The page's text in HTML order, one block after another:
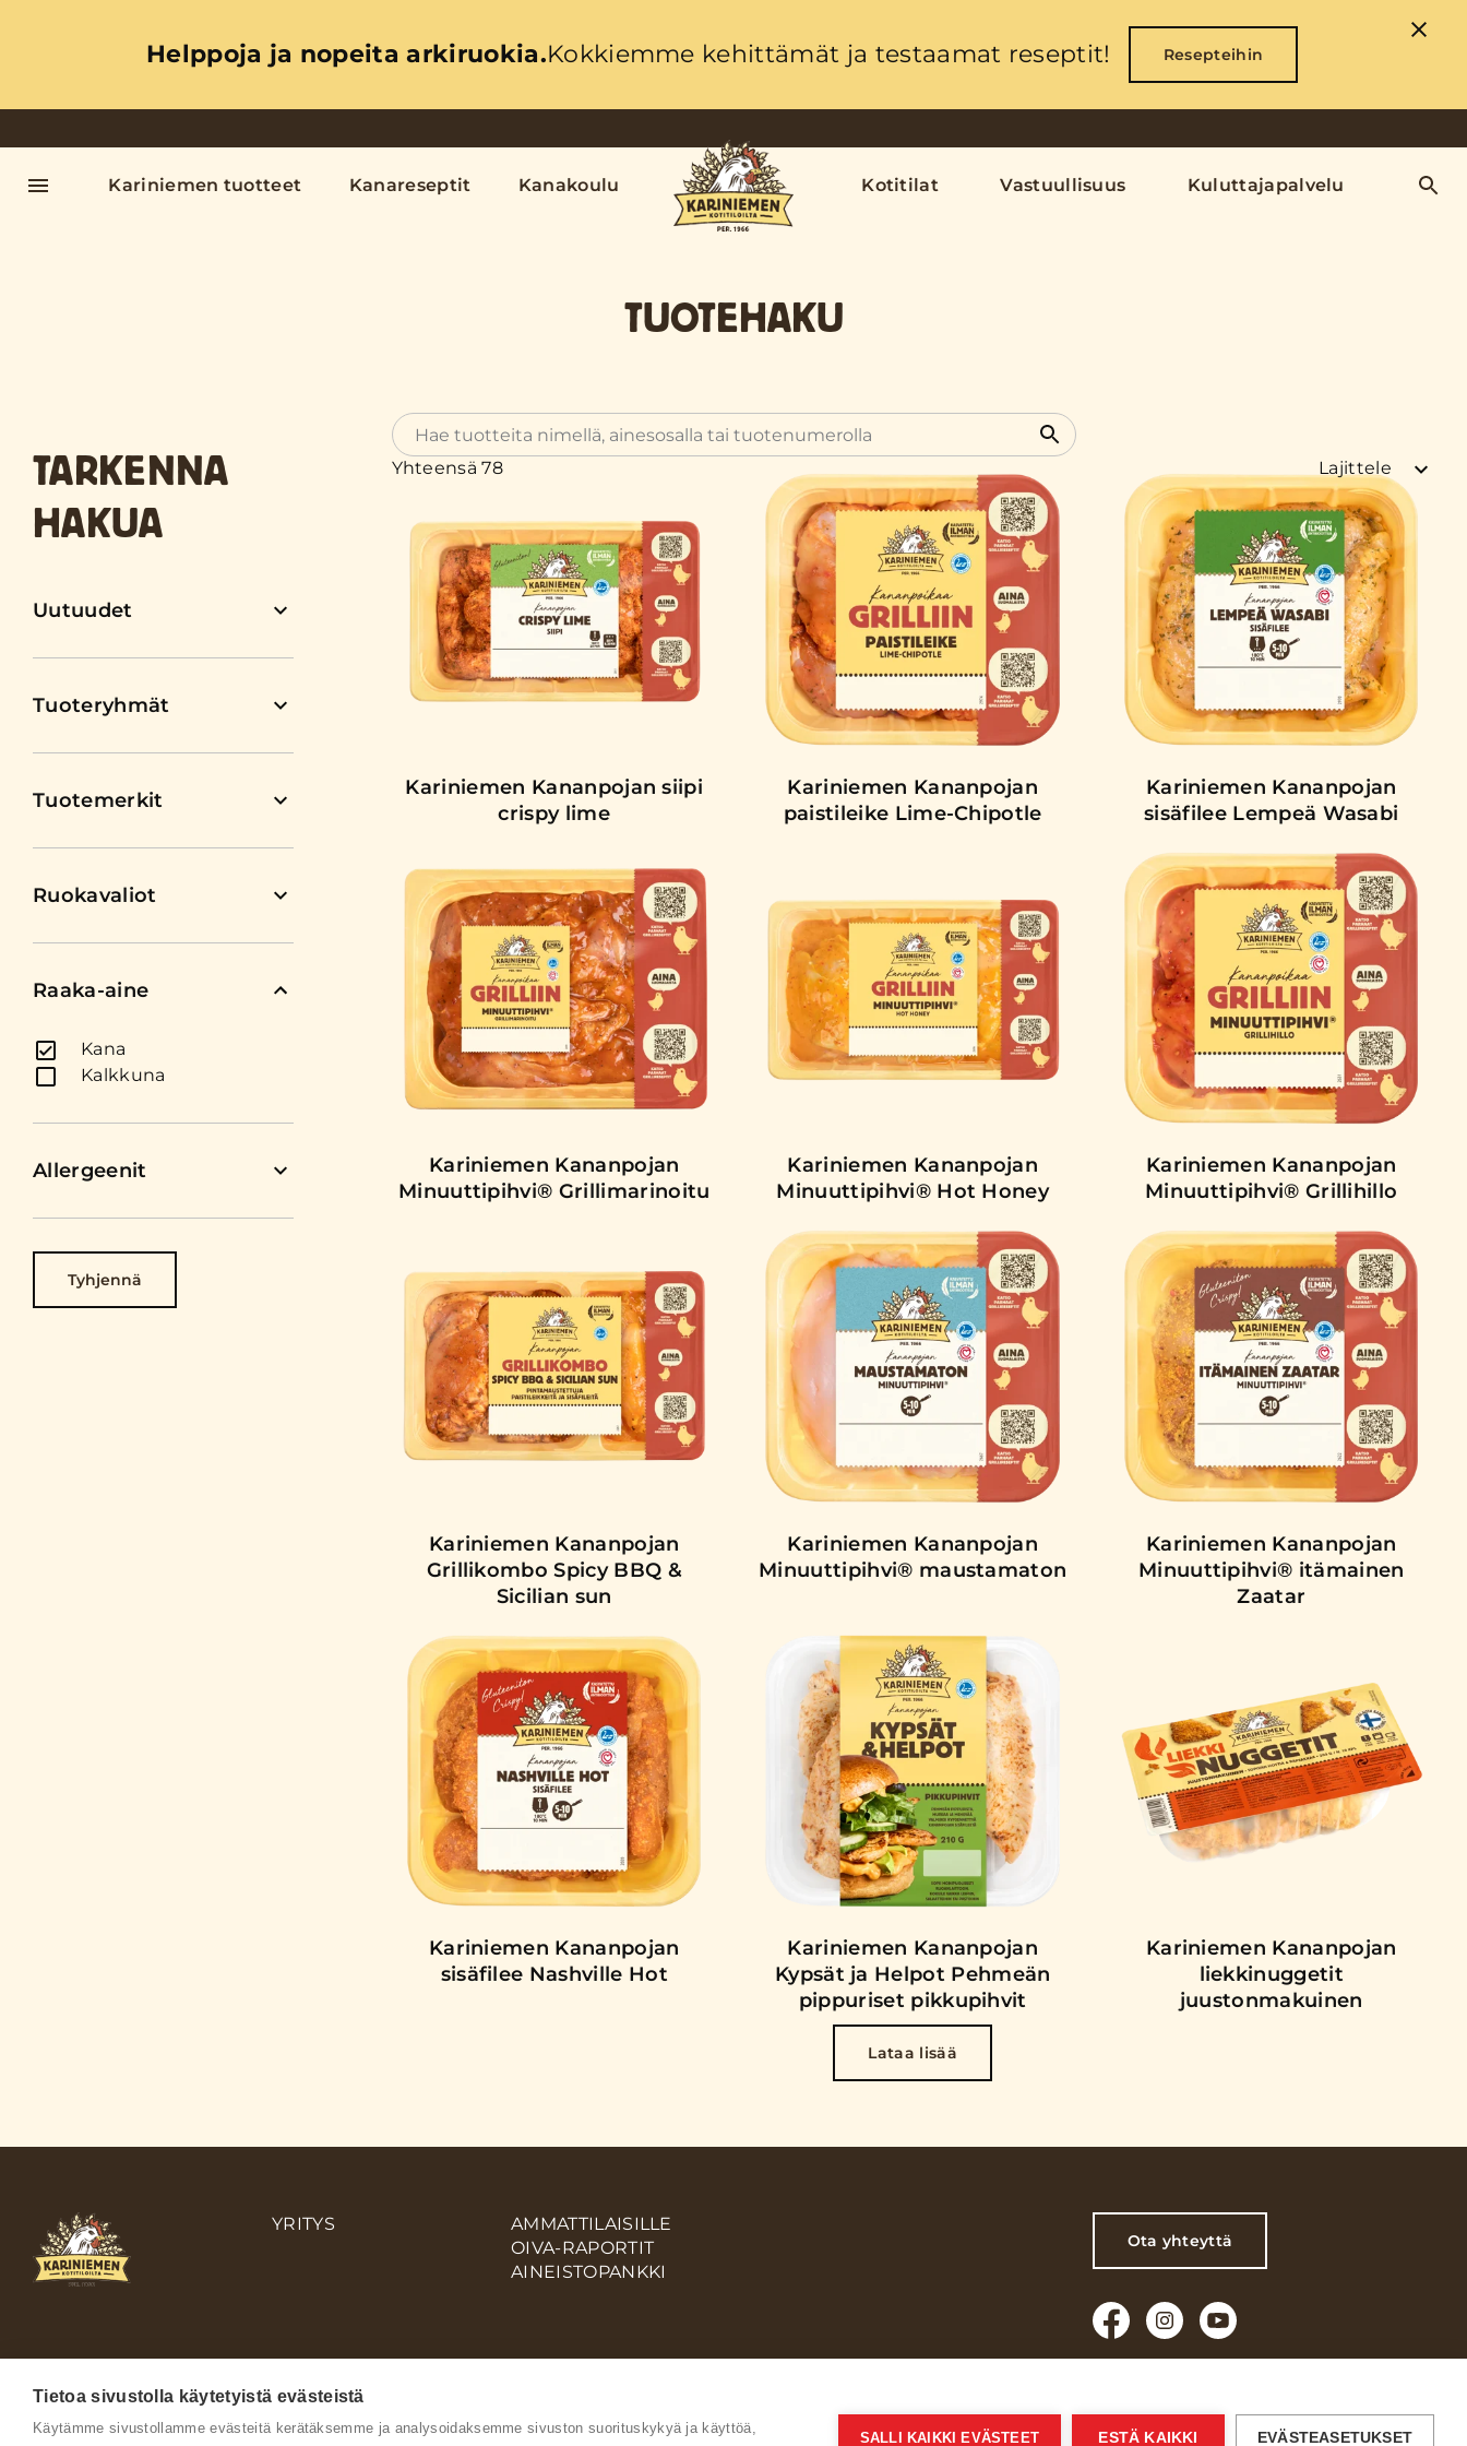
Helppoja ja nopeita arkiruokia.Kokkiemme kehittämät ja testaamat reseptit! Resepteihin
Kariniemen tuotteet Kanareseptit Kanakoulu Kotitilat Vastuullisuus Kuluttajapalvelu
TUOTEHAKU
Yhteensä 78 Lajittele
TARKENNA
HAKUA
Uutuudet
Tuoteryhmät
Tuotemerkit
Ruokavaliot
Raaka-aine
Kana
Kalkkuna
Allergeenit
Tyhjennä
Kariniemen Kananpojan siipi
crispy lime
Kariniemen Kananpojan
paistileike Lime-Chipotle
Kariniemen Kananpojan
sisäfilee Lempeä Wasabi
Kariniemen Kananpojan
Minuuttipihvi® Grillimarinoitu
Kariniemen Kananpojan
Minuuttipihvi® Hot Honey
Kariniemen Kananpojan
Minuuttipihvi® Grillihillo
Kariniemen Kananpojan
Grillikombo Spicy BBQ &
Sicilian sun
Kariniemen Kananpojan
Minuuttipihvi® maustamaton
Kariniemen Kananpojan
Minuuttipihvi® itämainen
Zaatar
Kariniemen Kananpojan
sisäfilee Nashville Hot
Kariniemen Kananpojan
Kypsät ja Helpot Pehmeän
pippuriset pikkupihvit
Kariniemen Kananpojan
liekkinuggetit
juustonmakuinen
Lataa lisää
YRITYS
AMMATTILAISILLE
OIVA-RAPORTIT
AINEISTOPANKKI
Ota yhteyttä
Verkkoselailun tietosuojaseloste
Tietoa sivustolla käytetyistä evästeistä
Käytämme sivustollamme evästeitä kerätäksemme ja analysoidaksemme sivuston suorituskykyä ja käyttöä,
SALLI KAIKKI EVÄSTEET ESTÄ KAIKKI EVÄSTEASETUKSET